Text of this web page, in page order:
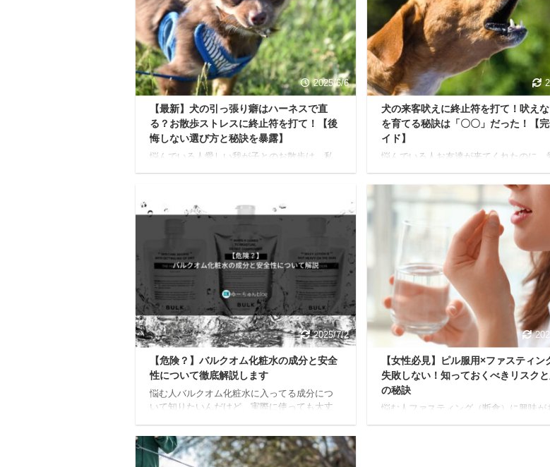
2025/6/6
【最新】犬の引っ張り癖はハーネスで直
る？お散歩ストレスに終止符を打て！【後
悔しない選び方と秘訣を暴露】
悩んでいる人愛しい我が子とのお散歩は、私
グイグイ引っ張るから、いつも腕がパンパン
で痛い…」 「引っ張るたびに首や気管が苦し
そうで、咳き込む姿を見るたびに心が痛
む…」 「毎回引っ張られるから、お散歩がス
トレスで、心から楽しめない…」 もし、リー
ドの引っ張りや愛犬の身体への負担に関する
お悩みを抱えているなら、あなたは決して一
人ではありません。多くの飼い主さんが、愛
犬の引っ張り癖に頭を悩ま ...
犬の来客吠えに終止符を打て！吠え
を育てる秘訣は「〇〇」だった！【
イド】
悩んでいる人お友達が来てくれたのに、
びにドキドキしちゃうのよね… 犬を飼
ると、上記のような経験、一度はあるの
ないでしょうか？ 「犬が吠えるのは仕方
い」と思いつつも、なんとかしたいと願
い主さんはたくさんいますよね。 結論か
うと、犬の来客吠えは原因を知り正しい
で練習すれば改善できます。 Yuko私自
犬「チワワ」を飼っていた際、インター
が鳴るたびに吠えていた時期がありまし
が、これからご紹介する方法でかなり改
たので信頼性は担保でき ...
2025/7/2
【危険？】バルクオム化粧水の成分と安全
性について徹底解説します
悩む人バルクオム化粧水に入ってる成分につ
いて知りたいんだけど、実際に使っても大丈
いか正直不安。。。 今日はこんな疑問に答え
ていきます。 本記事の内容 バルクオムの成分
【女性必見】ピル服用×ファスティン
失敗しない！知っておくべきリスク
の秘訣
悩む人ファスティング（断食）に興味が